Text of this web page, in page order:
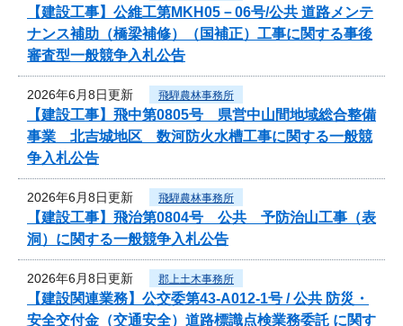
【建設工事】公維工第MKH05－06号/公共 道路メンテ
ナンス補助（橋梁補修）（国補正）工事に関する事後
審査型一般競争入札公告
2026年6月8日更新 飛騨農林事務所
【建設工事】飛中第0805号 県営中山間地域総合整備
事業 北吉城地区 数河防火水槽工事に関する一般競
争入札公告
2026年6月8日更新 飛騨農林事務所
【建設工事】飛治第0804号 公共 予防治山工事（表
洞）に関する一般競争入札公告
2026年6月8日更新 郡上土木事務所
【建設関連業務】公交委第43-A012-1号 / 公共 防災・
安全交付金（交通安全）道路標識点検業務委託 に関す